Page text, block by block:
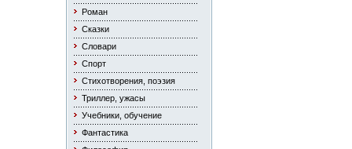
Роман
Сказки
Словари
Спорт
Стихотворения, поэзия
Триллер, ужасы
Учебники, обучение
Фантастика